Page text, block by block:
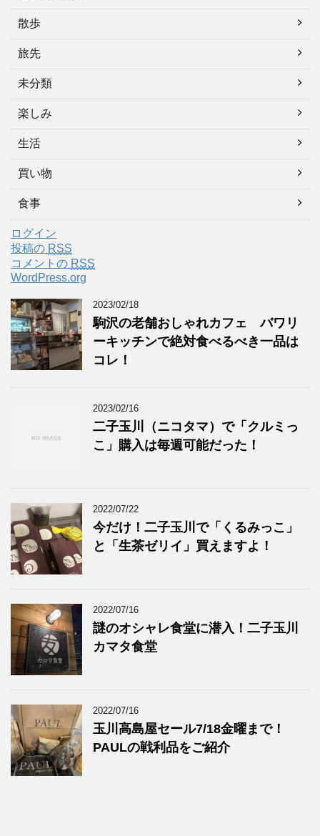
散歩
旅先
未分類
楽しみ
生活
買い物
食事
ログイン
投稿の RSS
コメントの RSS
WordPress.org
2023/02/18
駒沢の老舗おしゃれカフェ バワリ
ーキッチンで絶対食べるべき一品は
コレ！
2023/02/16
二子玉川（ニコタマ）で「クルミっ
こ」購入は毎週可能だった！
2022/07/22
今だけ！二子玉川で「くるみっこ」
と「生茶ゼリイ」買えますよ！
2022/07/16
謎のオシャレ食堂に潜入！二子玉川
カマタ食堂
2022/07/16
玉川高島屋セール7/18金曜まで！
PAULの戦利品をご紹介